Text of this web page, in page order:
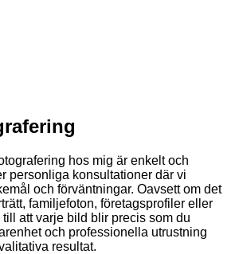
hos mig är enkelt och
personliga konsultationer där vi
och förväntningar. Oavsett om det
familjefoton, företagsprofiler eller
att varje bild blir precis som du
och professionella utrustning
resultat.